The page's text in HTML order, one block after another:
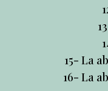
15-La
16-La